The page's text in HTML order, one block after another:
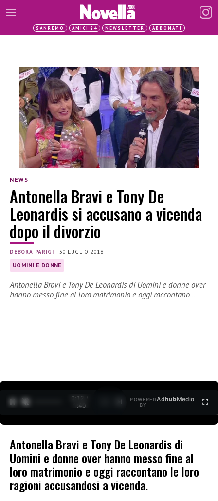
SANREMO AMICI 24 NEWSLETTER ABBONATI
NEWS
Antonella Bravi e Tony De
Leonardis si accusano a vicenda
dopo il divorzio
DEBORA PARIGI | 30 LUGLIO 2018
UOMINI E DONNE
Antonella Bravi e Tony De Leonardis di Uomini e donne over
hanno messo fine al loro matrimonio e oggi raccontano…
0:12 /
1:40
POWERED
BY
AdhubMedia
Antonella Bravi e Tony De Leonardis di
Uomini e donne over hanno messo fine al
loro matrimonio e oggi raccontano le loro
ragioni accusandosi a vicenda.